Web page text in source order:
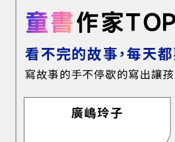
童書作家
看不完的故事，每天
寫故事的手不停歇的寫出讓孩
廣嶋玲子